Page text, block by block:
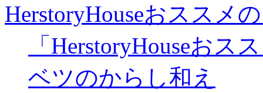
HerstoryHouseおススメ
「HerstoryHouseお
ベツのからし和え